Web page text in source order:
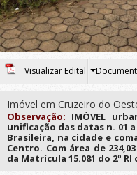
Visualizar Edital
Imóvel em Cruzeiro do
Observação: IMÓVEL
unificação das datas n. 01
Brasileira, na cidade e
Centro. Com área de
da Matrícula 15.081 do 2º